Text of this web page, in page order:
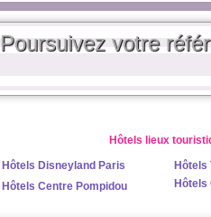
Poursuivez votre
Hôtels lieux
Hôtels Disneyland Paris
Hôtels
Hôtels Centre Pompidou
Hôtels